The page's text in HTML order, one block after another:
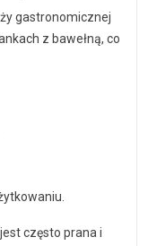
gastronomicznej
z bawełną, co
często prana i